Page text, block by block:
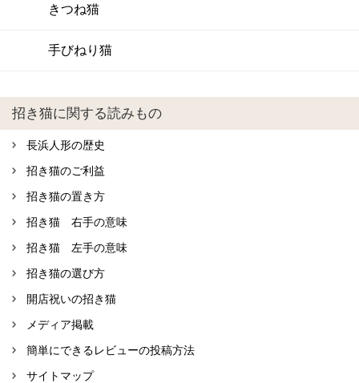
きつね猫
手びねり猫
招き猫に関する読みもの
長浜人形の歴史
招き猫のご利益
招き猫の置き方
招き猫 右手の意味
招き猫 左手の意味
招き猫の選び方
開店祝いの招き猫
メディア掲載
簡単にできるレビューの投稿方法
サイトマップ